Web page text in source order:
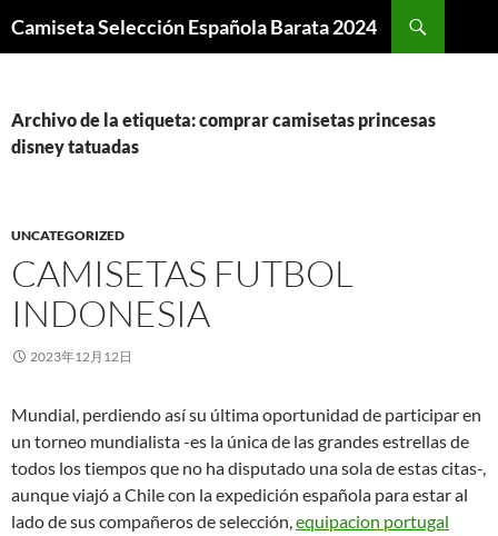
Camiseta Selección Española Barata 2024
Archivo de la etiqueta: comprar camisetas princesas
disney tatuadas
UNCATEGORIZED
CAMISETAS FUTBOL
INDONESIA
2023年12月12日
Mundial, perdiendo así su última oportunidad de participar en
un torneo mundialista -es la única de las grandes estrellas de
todos los tiempos que no ha disputado una sola de estas citas-,
aunque viajó a Chile con la expedición española para estar al
lado de sus compañeros de selección,equipacion portugal